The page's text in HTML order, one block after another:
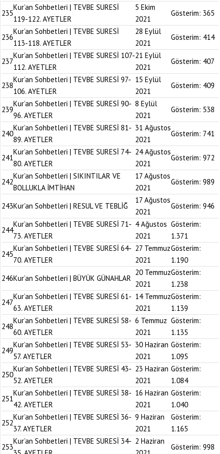
235
Kur’an Sohbetleri | TEVBE SURESİ
119-122. AYETLER
5 Ekim
2021
Gösterim: 365
236
Kur’an Sohbetleri | TEVBE SURESİ
113-118. AYETLER
28 Eylül
2021
Gösterim: 414
237
Kur’an Sohbetleri | TEVBE SURESİ 107-
112. AYETLER
21 Eylül
2021
Gösterim: 407
238
Kur’an Sohbetleri | TEVBE SURESİ 97-
106. AYETLER
15 Eylül
2021
Gösterim: 409
239
Kur’an Sohbetleri | TEVBE SURESİ 90-
96. AYETLER
8 Eylül
2021
Gösterim: 538
240
Kur’an Sohbetleri | TEVBE SURESİ 81-
89. AYETLER
31 Ağustos
2021
Gösterim: 741
241
Kur’an Sohbetleri | TEVBE SURESİ 74-
80. AYETLER
24 Ağustos
2021
Gösterim: 972
242
Kur’an Sohbetleri | SIKINTILAR VE
BOLLUKLA İMTİHAN
17 Ağustos
2021
Gösterim: 989
243Kur’an Sohbetleri | RESUL VE TEBLİĞ
17 Ağustos
2021
Gösterim: 946
244
Kur’an Sohbetleri | TEVBE SURESİ 71-
73. AYETLER
4 Ağustos
2021
Gösterim:
1.371
245
Kur’an Sohbetleri | TEVBE SURESİ 64-
70. AYETLER
27 Temmuz
2021
Gösterim:
1.190
246Kur’an Sohbetleri | BÜYÜK GÜNAHLAR
20 Temmuz
2021
Gösterim:
1.238
247
Kur’an Sohbetleri | TEVBE SURESİ 61-
63. AYETLER
14 Temmuz
2021
Gösterim:
1.139
248
Kur’an Sohbetleri | TEVBE SURESİ 58-
60. AYETLER
6 Temmuz
2021
Gösterim:
1.135
249
Kur’an Sohbetleri | TEVBE SURESİ 53-
57. AYETLER
30 Haziran
2021
Gösterim:
1.095
250
Kur’an Sohbetleri | TEVBE SURESİ 43-
52. AYETLER
23 Haziran
2021
Gösterim:
1.084
251
Kur’an Sohbetleri | TEVBE SURESİ 38-
42. AYETLER
16 Haziran
2021
Gösterim:
1.040
252
Kur’an Sohbetleri | TEVBE SURESİ 36-
37. AYETLER
9 Haziran
2021
Gösterim:
1.165
253
Kur’an Sohbetleri | TEVBE SURESİ 34- 2 Haziran
Gösterim: 998